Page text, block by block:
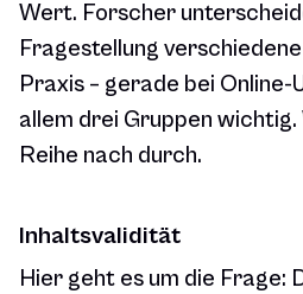
Wert. Forscher
Fragestellung
Praxis – gerade bei Online-
allem drei Gruppen
Reihe nach durch.
Inhaltsvalidität
Hier geht es um die Frage: